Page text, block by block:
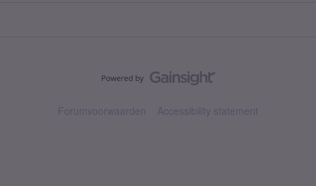
Forumvoorwaarden Accessibility statement